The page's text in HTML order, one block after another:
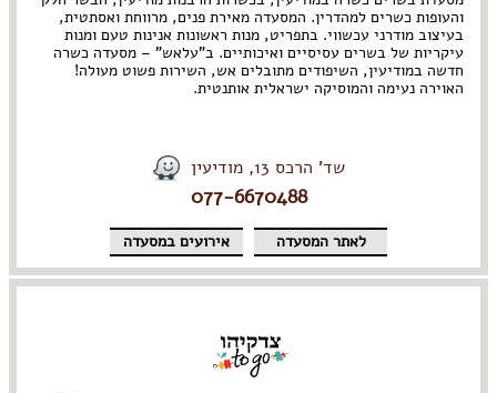
והעופות כשרים למהדרין. המסעדה מאירת פנים, מרווחת ואסתטית,
בעיצוב מודרני עכשווי. בתפריט, מנות ראשונות אנינות טעם ומנות
עיקריות של בשרים עסיסיים ואיכותיים. ב"עלאש" – מסעדה כשרה
חדשה במודיעין, השיפודים מתובלים אש, השירות פשוט מעולה!
האוירה נעימה והמוסיקה ישראלית אותנטית.
שד' הרכס 13, מודיעין
077-6670488
לאתר המסעדה אירועים במסעדה